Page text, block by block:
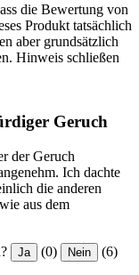
die Bewertung von
Produkt tatsächlich
aber grundsätzlich
Hinweis schließen
Geruch
der Geruch
Ich dachte
die anderen
aus dem
Ja (0) Nein (6)